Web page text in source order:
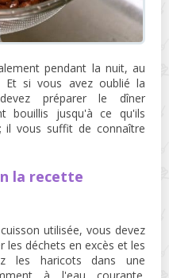
pendant la nuit, au
si vous avez oublié la
préparer le dîner
bouillis jusqu'à ce qu'ils
il vous suffit de connaître
la recette
utilisée, vous devez
les déchets en excès et les
les haricots dans une
à l'eau courante.